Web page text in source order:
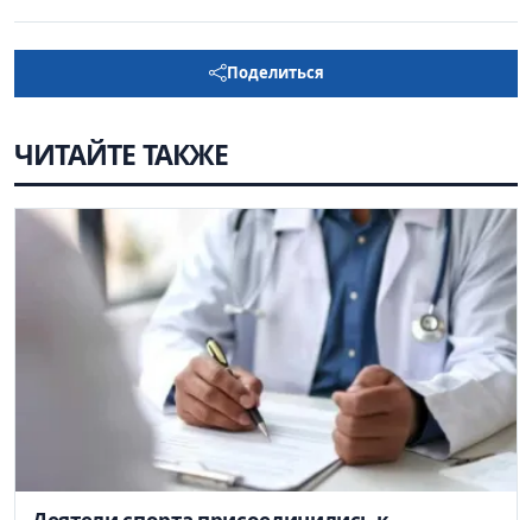
Поделиться
ЧИТАЙТЕ ТАКЖЕ